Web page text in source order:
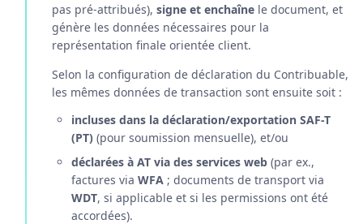
pas pré-attribués), signe et enchaîne le document, et
génère les données nécessaires pour la
représentation finale orientée client.
Selon la configuration de déclaration du Contribuable,
les mêmes données de transaction sont ensuite soit :
incluses dans la déclaration/exportation SAF-T
(PT) (pour soumission mensuelle), et/ou
déclarées à AT via des services web (par ex.,
factures via WFA ; documents de transport via
WDT, si applicable et si les permissions ont été
accordées).